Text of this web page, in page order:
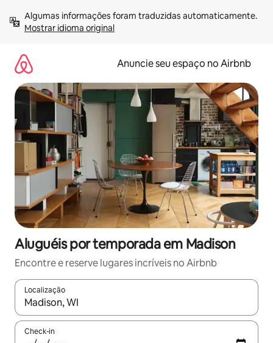
para
Mostrar idioma original
Anuncie seu espaço no Airbnb
Aluguéis por temporada em Madison
Encontre e reserve lugares incríveis no Airbnb
Localização
Quando os resultados estiverem disponíveis, explore-os
Check-in